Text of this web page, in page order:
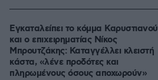
Εγκαταλείπει το κόμμα Καρυστιανού
και ο επιχειρηματίας Νίκος
Μπρουτζάκης: Καταγγέλλει κλειστή
κάστα, «λένε προδότες και
πληρωμένους όσους αποχωρούν»